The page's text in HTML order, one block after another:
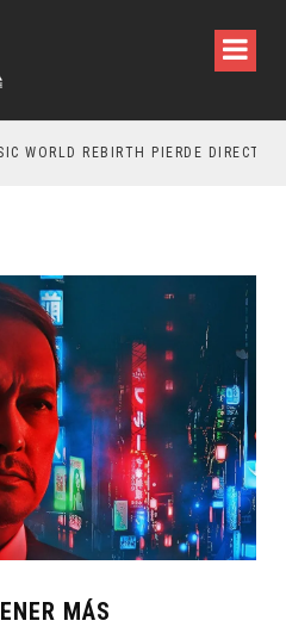
REBIRTH PIERDE DIRECTOR
MÁS